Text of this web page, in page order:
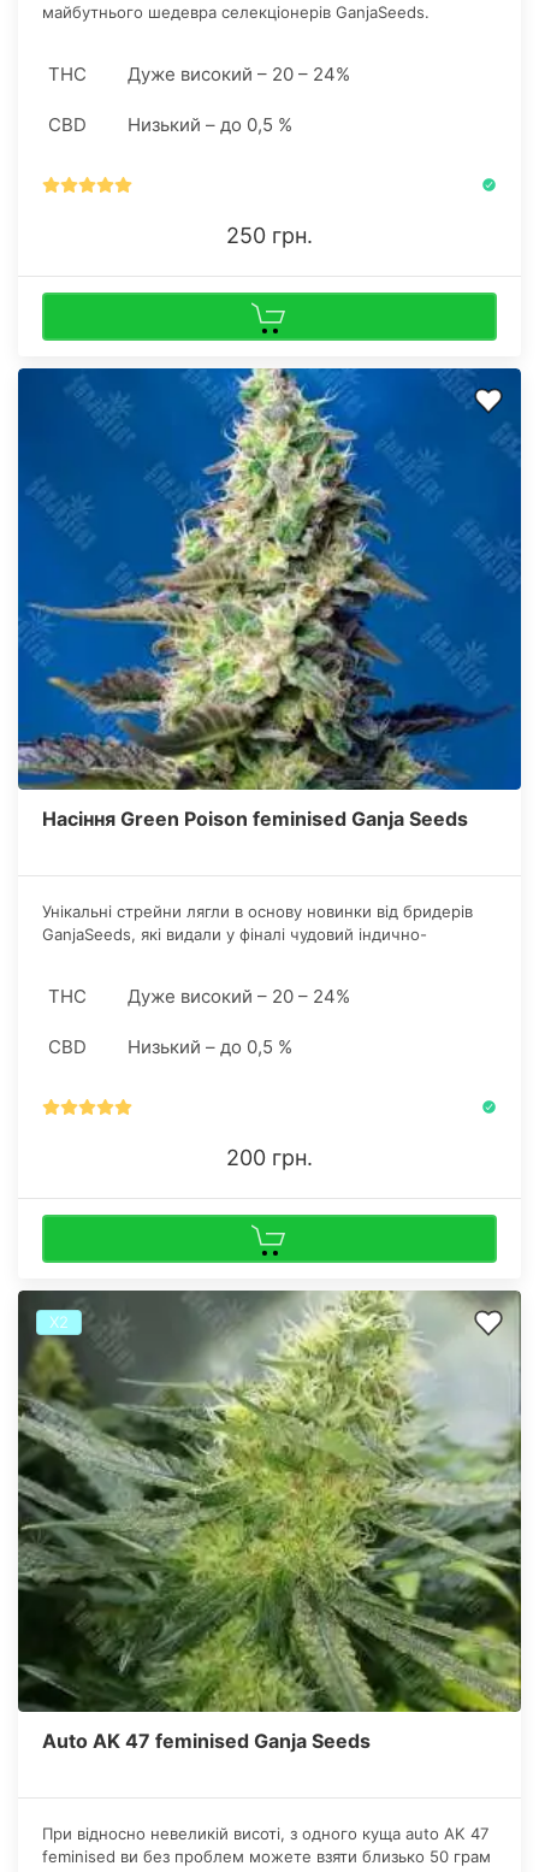
майбутнього шедевра селекціонерів GanjaSeeds.
презентувати для нас San Fernando Lemon Kush
THC Дуже високий – 20 – 24%
CBD Низький – до 0,5 %
250 грн.
Насіння Green Poison feminised Ganja Seeds
Унікальні стрейни лягли в основу новинки від бридерів
GanjaSeeds, які видали у фіналі чудовий індично-
THC Дуже високий – 20 – 24%
CBD Низький – до 0,5 %
200 грн.
Х2
Auto AK 47 feminised Ganja Seeds
При відносно невеликій висоті, з одного куща auto AK 47
feminised ви без проблем можете взяти близько 50 грам